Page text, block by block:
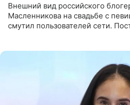
Внешний вид российского
Масленникова на свадьбе с
смутил пользователей сети.